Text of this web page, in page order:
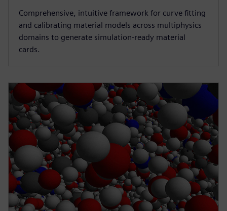
Comprehensive, intuitive framework for curve fitting
and calibrating material models across multiphysics
domains to generate simulation-ready material
cards.